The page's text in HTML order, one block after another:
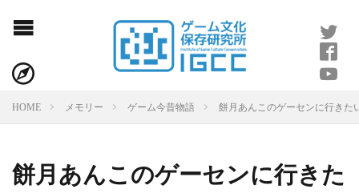
HOME メモリー ゲーム今昔物語 餅月あんこのゲーセンに行きた
餅月あんこのゲーセンに行きた